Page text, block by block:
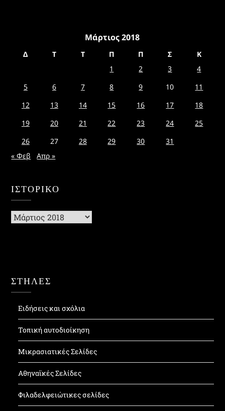
Μάρτιος 2018
Δ Τ Τ Π Π Σ
Κ
1
2 3
4
5
6 7 8 9 10
11
12
13 14 15 16 17
18
19
20 21 22 23 24
25
26
27 28 29 30
31
« Φεβ
Απρ »
ΙΣΤΟΡΙΚΌ
Ιστορικό
ΣΤΗΛΕΣ
Ειδήσεις και σχόλια
Τοπική αυτοδιοίκηση
Μικρασιατικές Σελίδες
Αθηναϊκές Σελίδες
Φιλαδελφειώτικες σελίδες